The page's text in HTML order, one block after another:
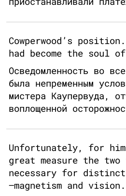
Cowperwood’s
had become the soul
Осведомленность во
была непременным
мистера Каупервуда,
воплощенной
Unfortunately, for
great measure the
necessary for
—magnetism and vision.